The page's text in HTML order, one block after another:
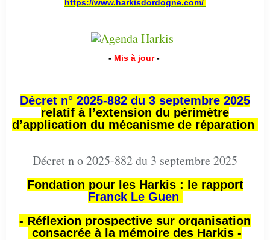
https://www.harkisdordogne.com/
- Mis à jour -
Décret n° 2025-882 du 3 septembre 2025
relatif à l’extension du périmètre
d’application du mécanisme de réparation
Décret n o 2025-882 du 3 septembre 2025
Fondation pour les Harkis : le rapport
Franck Le Guen
- Réflexion prospective sur organisation
consacrée à la mémoire des Harkis -